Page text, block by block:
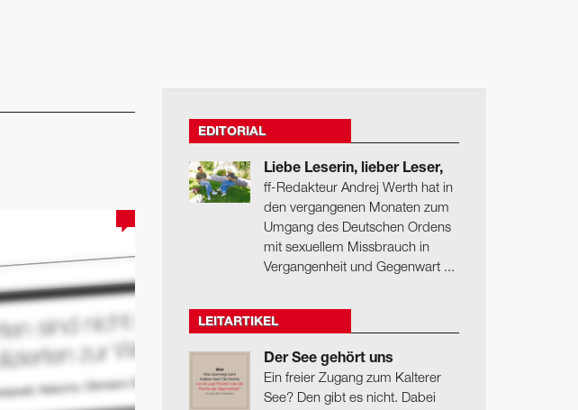
EDITORIAL
Liebe Leserin, lieber Leser,
ff-Redakteur Andrej Werth hat in
den vergangenen Monaten zum
Umgang des Deutschen Ordens
mit sexuellem Missbrauch in
Vergangenheit und Gegenwart ...
LEITARTIKEL
Der See gehört uns
Ein freier Zugang zum Kalterer
See? Den gibt es nicht. Dabei